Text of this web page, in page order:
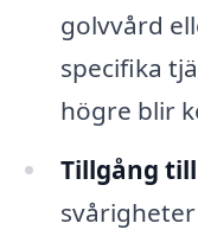
golvvård
specifika
högre blir
Tillgång